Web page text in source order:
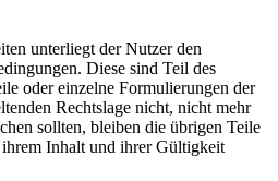
unterliegt der Nutzer den
Diese sind Teil des
oder einzelne Formulierungen der
Rechtslage nicht, nicht mehr
sollten, bleiben die übrigen Teile
Inhalt und ihrer Gültigkeit